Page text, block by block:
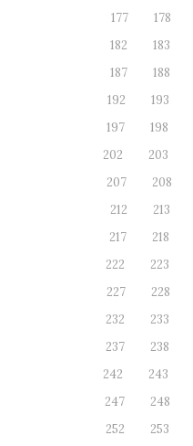
177
178
182
183
187
188
192
193
197
198
202
203
207
208
212
213
217
218
222
223
227
228
232
233
237
238
242
243
247
248
252
253